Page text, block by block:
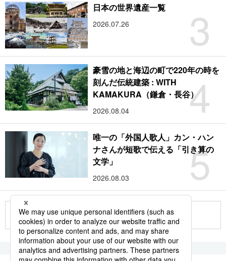
3
日本の世界遺産一覧
2026.07.26
4
豪雪の地と海辺の町で220年の時を
刻んだ伝統建築 : WITH
KAMAKURA（鎌倉・長谷）
2026.08.04
5
唯一の「外国人歌人」カン・ハン
ナさんが短歌で伝える「引き算の
文学」
2026.08.03
もっと見る